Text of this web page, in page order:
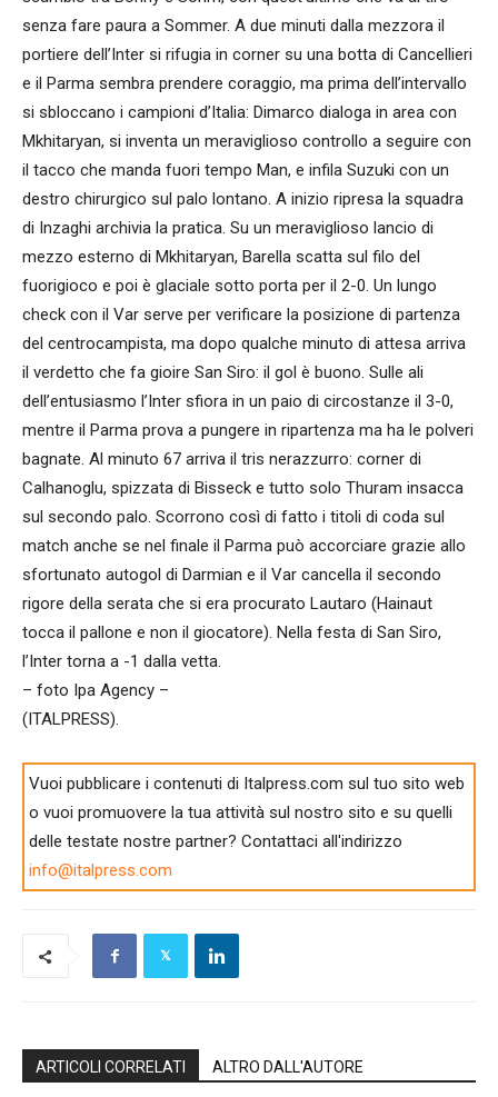
senza fare paura a Sommer. A due minuti dalla mezzora il
portiere dell’Inter si rifugia in corner su una botta di Cancellieri
e il Parma sembra prendere coraggio, ma prima dell’intervallo
si sbloccano i campioni d’Italia: Dimarco dialoga in area con
Mkhitaryan, si inventa un meraviglioso controllo a seguire con
il tacco che manda fuori tempo Man, e infila Suzuki con un
destro chirurgico sul palo lontano. A inizio ripresa la squadra
di Inzaghi archivia la pratica. Su un meraviglioso lancio di
mezzo esterno di Mkhitaryan, Barella scatta sul filo del
fuorigioco e poi è glaciale sotto porta per il 2-0. Un lungo
check con il Var serve per verificare la posizione di partenza
del centrocampista, ma dopo qualche minuto di attesa arriva
il verdetto che fa gioire San Siro: il gol è buono. Sulle ali
dell’entusiasmo l’Inter sfiora in un paio di circostanze il 3-0,
mentre il Parma prova a pungere in ripartenza ma ha le polveri
bagnate. Al minuto 67 arriva il tris nerazzurro: corner di
Calhanoglu, spizzata di Bisseck e tutto solo Thuram insacca
sul secondo palo. Scorrono così di fatto i titoli di coda sul
match anche se nel finale il Parma può accorciare grazie allo
sfortunato autogol di Darmian e il Var cancella il secondo
rigore della serata che si era procurato Lautaro (Hainaut
tocca il pallone e non il giocatore). Nella festa di San Siro,
l’Inter torna a -1 dalla vetta.
– foto Ipa Agency –
(ITALPRESS).
Vuoi pubblicare i contenuti di Italpress.com sul tuo sito web
o vuoi promuovere la tua attività sul nostro sito e su quelli
delle testate nostre partner? Contattaci all'indirizzo
info@italpress.com
ARTICOLI CORRELATI ALTRO DALL'AUTORE